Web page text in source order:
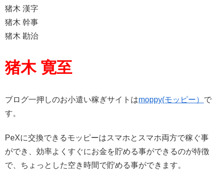
猪木 漢字
猪木 幹事
猪木 勘治
猪木 寛至
ブログ一押しのお小遣い稼ぎサイトはmoppy(モッピー） で
す。
PeXに交換できるモッピーはスマホとスマホ両方で稼ぐ事
ができ、効率よくすぐにお金を貯める事ができるのが特徴
で、ちょっとした空き時間で貯める事ができます。